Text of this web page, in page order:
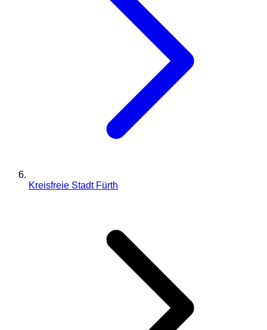
Kreisfreie Stadt Fürth